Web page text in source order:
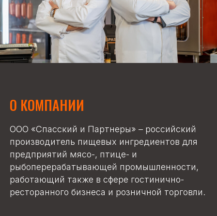
О КОМПАНИИ
ООО «Спасский и Партнеры» – российский
производитель пищевых ингредиентов для
предприятий мясо-, птице- и
рыбоперерабатывающей промышленности,
работающий также в сфере гостинично-
ресторанного бизнеса и розничной торговли.